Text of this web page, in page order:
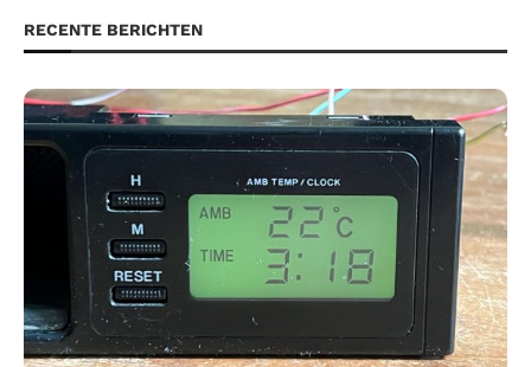
RECENTE BERICHTEN